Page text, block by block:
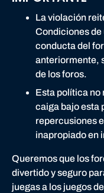
La violación
Condiciones de
conducta del
anteriormente,
de los foros.
Esta política no
caiga bajo esta
repercusiones
inapropiado en
Queremos que los
divertido y seguro
juegas a los juegos